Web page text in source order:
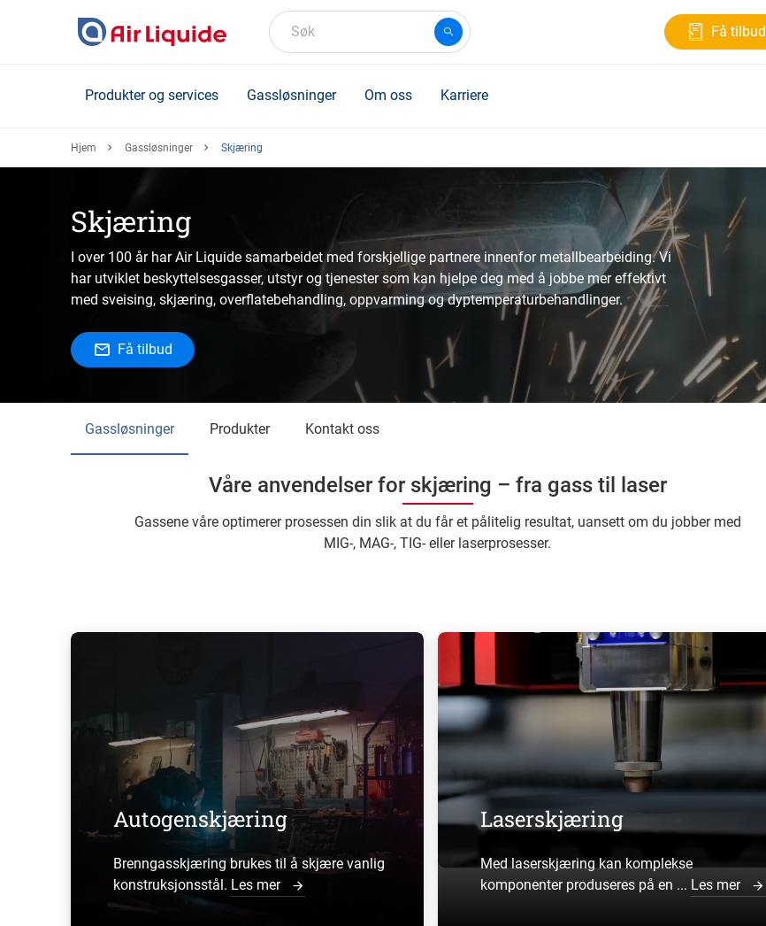
Søk Få tilbud
Produkter og services Gassløsninger Om oss Karriere
Hjem Gassløsninger Skjæring
Skjæring
I over 100 år har Air Liquide samarbeidet med forskjellige partnere innenfor metallbearbeiding. Vi
har utviklet beskyttelsesgasser, utstyr og tjenester som kan hjelpe deg med å jobbe mer effektivt
med sveising, skjæring, overflatebehandling, oppvarming og dyptemperaturbehandlinger.
Få tilbud
Gassløsninger Produkter Kontakt oss
Våre anvendelser for skjæring – fra gass til laser
Gassene våre optimerer prosessen din slik at du får et pålitelig resultat, uansett om du jobber med
MIG-, MAG-, TIG- eller laserprosesser.
Autogenskjæring
Brenngasskjæring brukes til å skjære vanlig
konstruksjonsstål. Les mer
Laserskjæring
Med laserskjæring kan komplekse
komponenter produseres på en ... Les mer